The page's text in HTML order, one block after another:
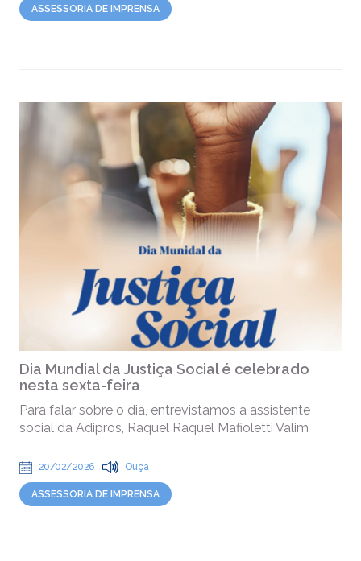
ASSESSORIA DE IMPRENSA
Dia Mundial da Justiça Social é celebrado
nesta sexta-feira
Para falar sobre o dia, entrevistamos a assistente
social da Adipros, Raquel Raquel Mafioletti Valim
20/02/2026 Ouça
ASSESSORIA DE IMPRENSA